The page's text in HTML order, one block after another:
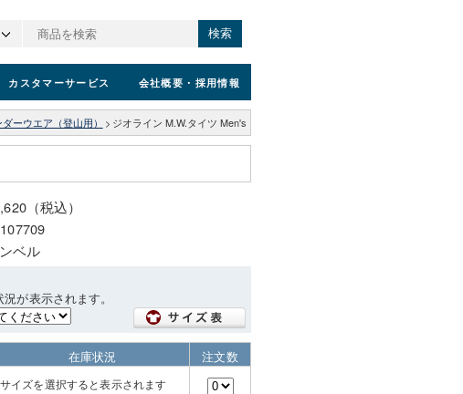
検索
カスタマーサービス 会社概要 ・採用情報
ダーウエア（登山用） > ジオライン M.W.タイツ Men's
（税込）
ベル
が表示されます。
在庫状況
注文数
サイズを選択すると表示されます